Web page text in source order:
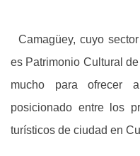
Camagüey, cuyo
es Patrimonio Cultural
mucho para ofrecer
posicionado entre los
turísticos de ciudad en